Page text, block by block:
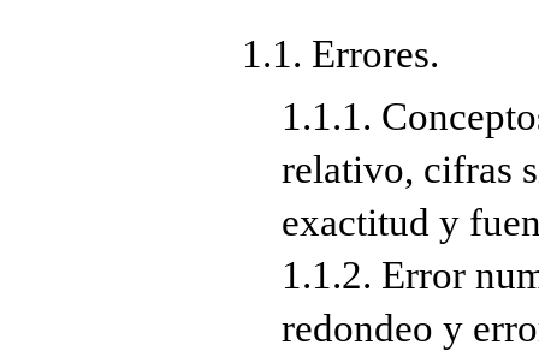
1.1. Errores.
1.1.1.
relativo, cifras
exactitud y
1.1.2. Error
redondeo y